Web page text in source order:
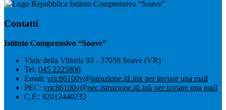
Istituto Comprensivo “Soave”
Contatti
Istituto Comprensivo “Soave”
Viale della Vittoria 93 - 37038 Soave (VR)
Tel: 045 2225800
Email: vric86100v@istruzione.itLink per inviare una mail
PEC: vric86100v@pec.istruzione.itLink per inviare una mail
C.F.: 92012440233